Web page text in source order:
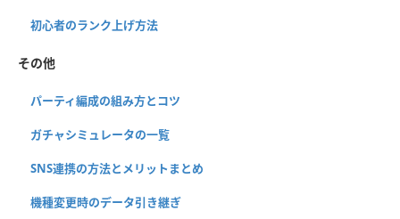
初心者のランク上げ方法
その他
パーティ編成の組み方とコツ
ガチャシミュレータの一覧
SNS連携の方法とメリットまとめ
機種変更時のデータ引き継ぎ